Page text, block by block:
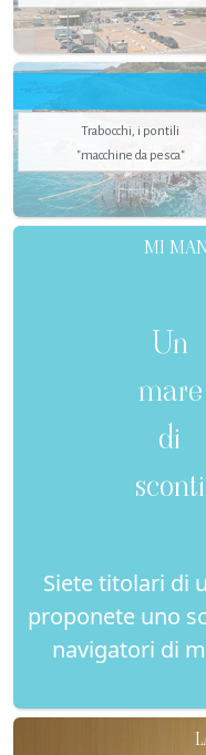
Trabocchi, i pontili
"macchine da pesca"
MI
Un
mare
di
sconti
Siete titolari di
proponete uno
navigatori di